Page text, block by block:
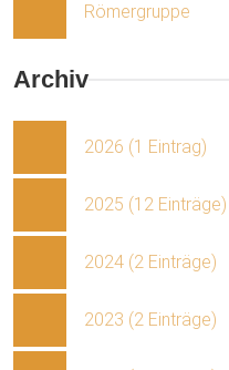
Römergruppe
Archiv
2026 (1 Eintrag)
2025 (12 Einträge)
2024 (2 Einträge)
2023 (2 Einträge)